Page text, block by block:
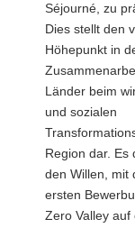
Séjourné, zu
Dies stellt den
Höhepunkt in
Länder beim
und sozialen
Region dar. Es
den Willen, mit
ersten
Zero Valley